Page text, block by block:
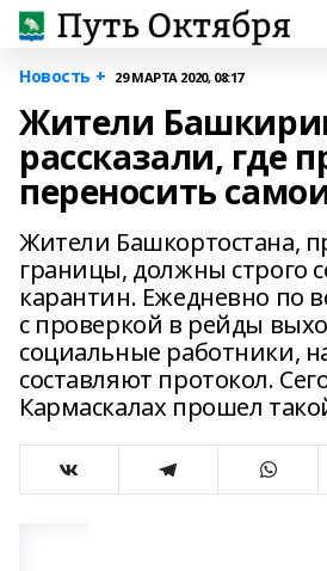
Новость + 29 МАРТА 2020, 08:17
Жители
рассказали, где
переносить
Жители Башкортостана,
границы, должны строго
карантин. Ежедневно по
с проверкой в рейды
социальные работники,
составляют протокол.
Кармаскалах прошел